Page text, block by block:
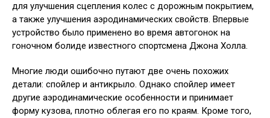
для улучшения сцепления колес с дорожным покрытием,
а также улучшения аэродинамических свойств. Впервые
устройство было применено во время автогонок на
гоночном болиде известного спортсмена Джона Холла.
Многие люди ошибочно путают две очень похожих
детали: спойлер и антикрыло. Однако спойлер имеет
другие аэродинамические особенности и принимает
форму кузова, плотно облегая его по краям. Кроме того,